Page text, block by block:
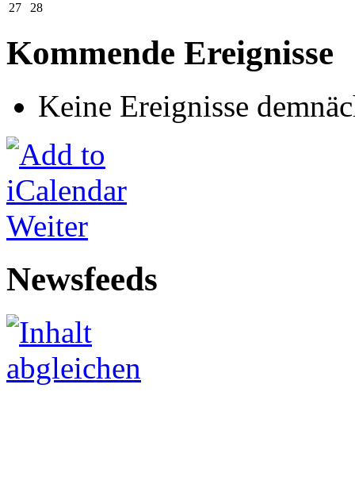
27
28
Kommende Ereignisse
Keine Ereignisse
Weiter
Newsfeeds